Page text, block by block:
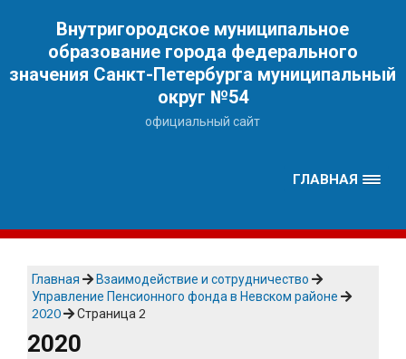
Внутригородское муниципальное
образование города федерального
значения Санкт-Петербурга муниципальный
округ №54
официальный сайт
ГЛАВНАЯ
Главная
Взаимодействие и сотрудничество
Управление Пенсионного фонда в Невском районе
2020
Страница 2
2020